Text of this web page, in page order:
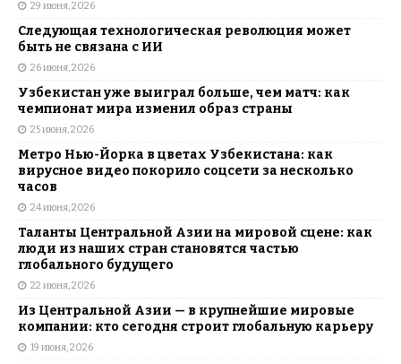
29 июня, 2026
Следующая технологическая революция может
быть не связана с ИИ
26 июня, 2026
Узбекистан уже выиграл больше, чем матч: как
чемпионат мира изменил образ страны
25 июня, 2026
Метро Нью-Йорка в цветах Узбекистана: как
вирусное видео покорило соцсети за несколько
часов
24 июня, 2026
Таланты Центральной Азии на мировой сцене: как
люди из наших стран становятся частью
глобального будущего
22 июня, 2026
Из Центральной Азии — в крупнейшие мировые
компании: кто сегодня строит глобальную карьеру
19 июня, 2026